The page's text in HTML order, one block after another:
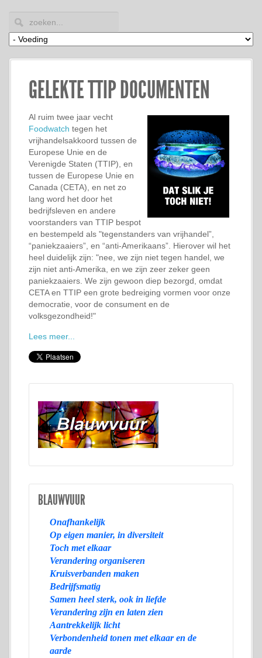
GELEKTE TTIP DOCUMENTEN
Al ruim twee jaar vecht
Foodwatch tegen het
vrijhandelsakkoord tussen de
Europese Unie en de
Verenigde Staten (TTIP), en
tussen de Europese Unie en
Canada (CETA), en net zo
lang word het door het
bedrijfsleven en andere
voorstanders van TTIP bespot
en bestempeld als "tegenstanders van vrijhandel”,
“paniekzaaiers”, en “anti-Amerikaans”. Hierover wil het
heel duidelijk zijn: "nee, we zijn niet tegen handel, we
zijn niet anti-Amerika, en we zijn zeer zeker geen
paniekzaaiers. We zijn gewoon diep bezorgd, omdat
CETA en TTIP een grote bedreiging vormen voor onze
democratie, voor de consument en de
volksgezondheid!"
Lees meer...
BLAUWVUUR
Onafhankelijk
Op eigen manier, in diversiteit
Toch met elkaar
Verandering organiseren
Kruisverbanden maken
Bedrijfsmatig
Samen heel sterk, ook in liefde
Verandering zijn en laten zien
Aantrekkelijk licht
Verbondenheid tonen met elkaar en de
aarde